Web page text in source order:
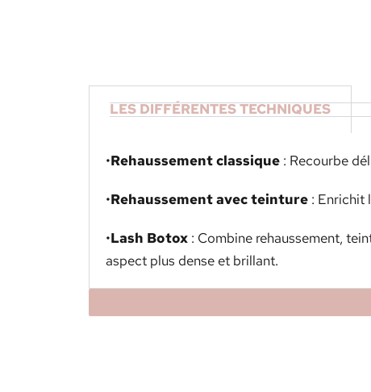
LES DIFFÉRENTES TECHNIQUES
•Rehaussement classique : Recourbe
•Rehaussement avec teinture : Enrichit
•Lash Botox : Combine rehaussement,
aspect plus dense et brillant.